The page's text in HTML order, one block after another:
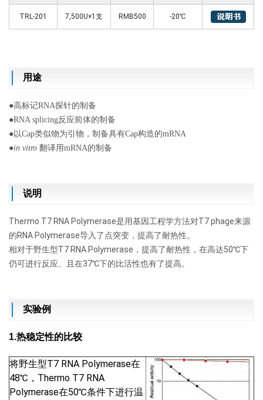
TRL-201 7,500U×1支 RMB500 -20℃
用途
●高标记RNA探针的制备
●RNA splicing反应前体的制备
●以Cap类似物为引物，制备具有Cap构造的mRNA
●in vitro 翻译用mRNA的制备
说明
Thermo T7 RNA Polymerase是用基因工程学方法对T7 phage来源
的RNA Polymerase导入了点突变，提高了耐热性。
相对于野生型T7 RNA Polymerase，提高了耐热性，在高达50℃下
仍可进行反应、且在37℃下的比活性也有了提高。
实验例
1.热稳定性的比较
将野生型T7 RNA Polymerase在
48℃，Thermo T7 RNA
Polymerase在50℃条件下进行温